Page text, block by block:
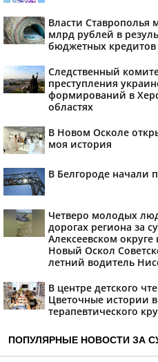
Власти Ставрополья
млрд рублей в
бюджетных кредитов
Следственный
преступления
формирований в
областях
В Новом Осколе
моя история
В Белгороде начали
Четверо молодых
дорогах региона за
Алексеевском
Новый Оскол
летний водитель
В центре детского
Цветочные истории
терапевтического
ПОПУЛЯРНЫЕ НОВОСТИ ЗА